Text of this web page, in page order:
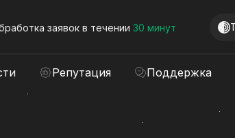
заявок в течении 30 минут
Репутация Поддержка